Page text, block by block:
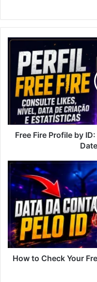
Free
Fire
Profile
Check
Likes,
Level,
Creation
Date,
Free Fire Profile by
How
to
Check
Free
Fire
Account
Creation
Date
byHow to Check Your